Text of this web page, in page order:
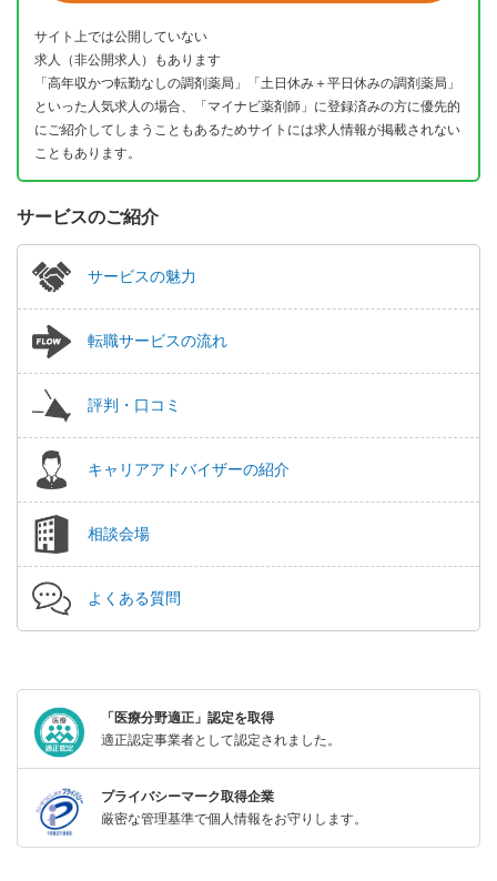
サイト上では公開していない
求人（非公開求人）もあります
「高年収かつ転勤なしの調剤薬局」「土日休み＋平日休みの調剤薬局」
といった人気求人の場合、「マイナビ薬剤師」に登録済みの方に優先的
にご紹介してしまうこともあるためサイトには求人情報が掲載されない
こともあります。
サービスのご紹介
サービスの魅力
転職サービスの流れ
評判・口コミ
キャリアアドバイザーの紹介
相談会場
よくある質問
「医療分野適正」認定を取得
適正認定事業者として認定されました。
プライバシーマーク取得企業
厳密な管理基準で個人情報をお守りします。